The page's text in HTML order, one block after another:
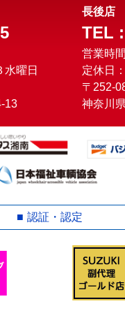
水曜日
13
長後店
TEL
営業時
定休日
〒252-
神奈川
認証・認定